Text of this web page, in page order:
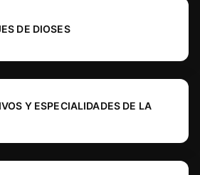
DE DIOSES
Y ESPECIALIDADES DE LA